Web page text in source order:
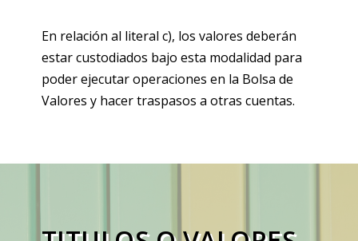
En relación al literal c), los valores deberán
estar custodiados bajo esta modalidad para
poder ejecutar operaciones en la Bolsa de
Valores y hacer traspasos a otras cuentas.